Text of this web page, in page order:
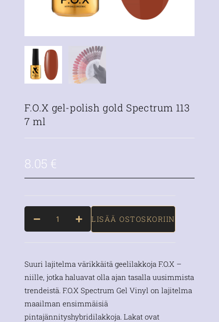
F.O.X gel-polish gold Spectrum 113
7 ml
8.05 €
LISÄÄ OSTOSKORIIN
Suuri lajitelma värikkäitä geelilakkoja F.O.X –
niille, jotka haluavat olla ajan tasalla uusimmista
trendeistä. F.O.X Spectrum Gel Vinyl on lajitelma
maailman ensimmäisiä
pintajännityshybridilakkoja. Lakat ovat